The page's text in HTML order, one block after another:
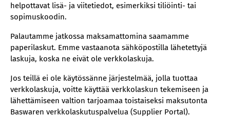
helpottavat lisä- ja viitetiedot, esimerkiksi tiliöinti- tai
sopimuskoodin.
Palautamme jatkossa maksamattomina saamamme
paperilaskut. Emme vastaanota sähköpostilla lähetettyjä
laskuja, koska ne eivät ole verkkolaskuja.
Jos teillä ei ole käytössänne järjestelmää, jolla tuottaa
verkkolaskuja, voitte käyttää verkkolaskun tekemiseen ja
lähettämiseen valtion tarjoamaa toistaiseksi maksutonta
Baswaren verkkolaskutuspalvelua (Supplier Portal).